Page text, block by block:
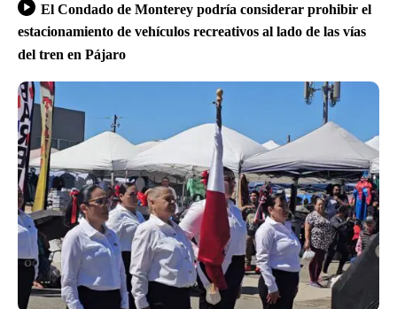
El Condado de Monterey podría considerar prohibir el
estacionamiento de vehículos recreativos al lado de las vías
del tren en Pájaro